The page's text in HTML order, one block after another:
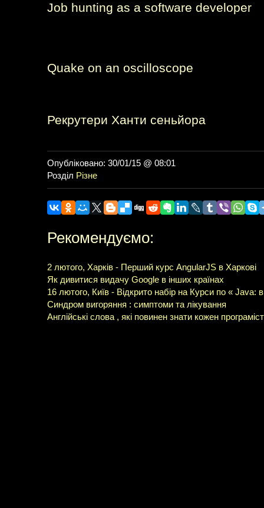
Job hunting as a software developer
Quake on an oscilloscope
Рекрутери Ханти сеньйора
Опубліковано: 30/01/15 @ 08:01
Розділ Різне
Рекомендуємо:
2 лютого, Харків - Перший курс AngularJS в Харкові
Як дивитися видачу Google в інших країнах
16 лютого, Київ - Відкрито набір на Курси по « Java:
Синдром вигоряння : симптоми та лікування
Англійські слова , які повинен знати кожен програміст